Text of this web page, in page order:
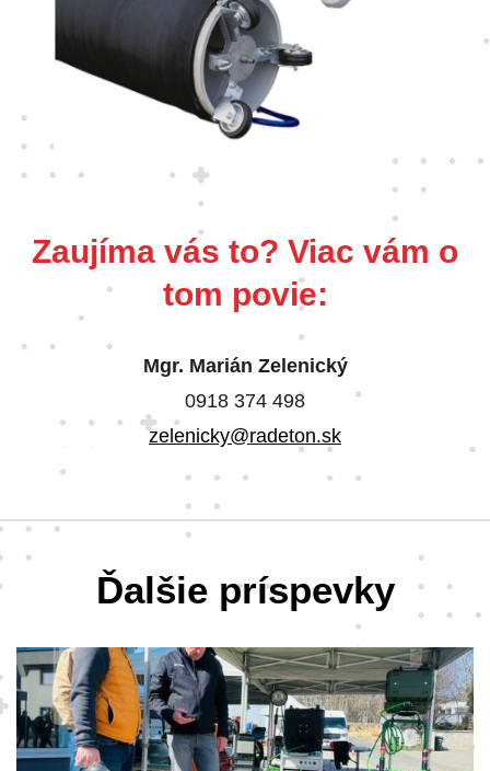
Zaujíma vás to? Viac vám o
tom povie:
Mgr. Marián Zelenický
0918 374 498
zelenicky@radeton.sk
Ďalšie príspevky